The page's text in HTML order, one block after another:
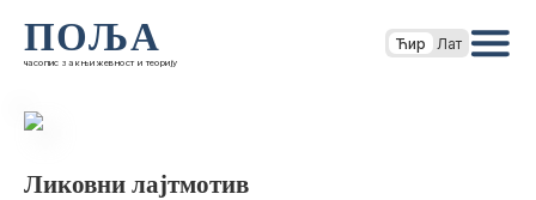
ПОЉА
часопис за књижевност и теорију
Ћир Лат
Ликовни лајтмотив